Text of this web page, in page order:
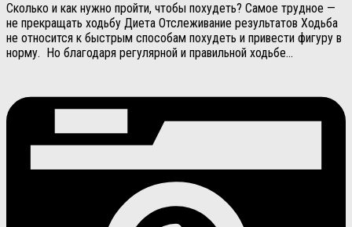
Сколько и как нужно пройти, чтобы похудеть? Самое трудное —
не прекращать ходьбу Диета Отслеживание результатов Ходьба
не относится к быстрым способам похудеть и привести фигуру в
норму. Но благодаря регулярной и правильной ходьбе...